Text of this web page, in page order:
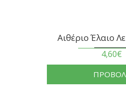
Αιθέριο Έλαιο
4,60€